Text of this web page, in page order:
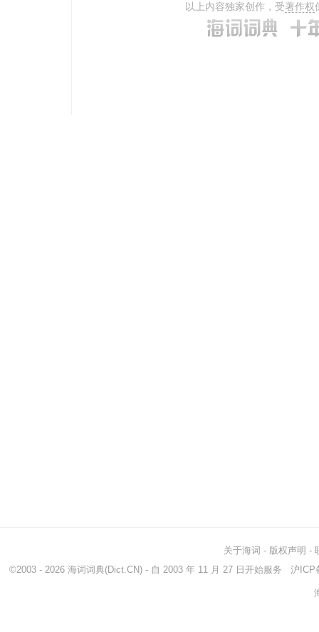
以上内容独家创作，受著作权
关于海词 - 版权声明 -
©2003 - 2026 海词词典(Dict.CN) - 自 2003 年 11 月 27 日开始服务 沪ICP